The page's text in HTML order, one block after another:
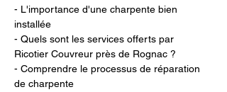
- L'importance d'une charpente bien
installée
- Quels sont les services offerts par
Ricotier Couvreur près de Rognac ?
- Comprendre le processus de réparation
de charpente